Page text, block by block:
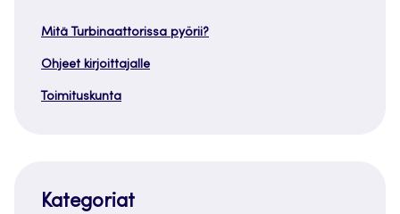
Mitä Turbinaattorissa pyörii?
Ohjeet kirjoittajalle
Toimituskunta
Kategoriat